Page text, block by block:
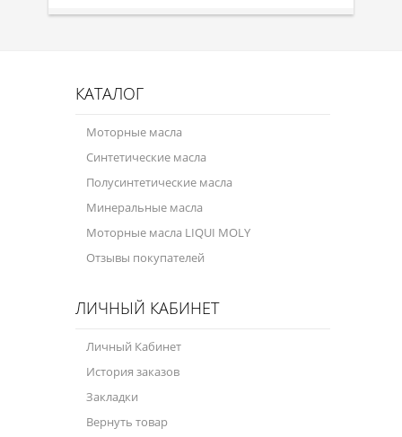
КАТАЛОГ
Моторные масла
Синтетические масла
Полусинтетические масла
Минеральные масла
Моторные масла LIQUI MOLY
Отзывы покупателей
ЛИЧНЫЙ КАБИНЕТ
Личный Кабинет
История заказов
Закладки
Вернуть товар